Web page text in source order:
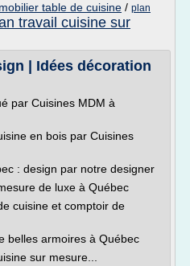
mobilier table de cuisine / plan
travail cuisine sur
| Idées décoration
par Cuisines MDM à
en bois par Cuisines
: design par notre designer
de luxe à Québec
cuisine et comptoir de
belles armoires à Québec
sur mesure...